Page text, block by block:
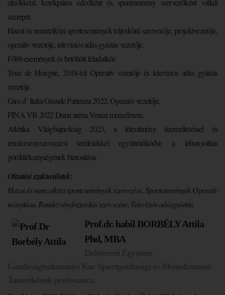
elnökként, kerékpáros edzőként és sportesemény szervezőként vállalt
szerepet.
Hazai és nemzetközi sportesemények teljeskörű szervezője, projektvezetője,
operatív vezetője, televíziós adás gyártás vezetője.
Főbb események és betöltött feladatkör:
Tour de Hongrie, 2018-tól Operatív vezetője és televíziós adás gyártás
vezetője.
Giro d’ Italia Grande Partenza 2022, Operatív vezetője,
FINA VB 2022 Duna aréna Venue menedzsere,
Atlétika Világbajnokság 2023, a létesítmény üzemeltetéssel és
rendezvényszervezési területekkel együttműködve a lebonyolítás
gördülékenységének biztosítása.
Oktatási szakterületek:
Hazai és nemzetközi sportesemények szervezése, Sportesemények Operatív
irányítása, Rendezvénybiztosítás szervezése, Televíziós adásgyártás.
Prof.dr. habil BORBÉLY Attila
Phd, MBA